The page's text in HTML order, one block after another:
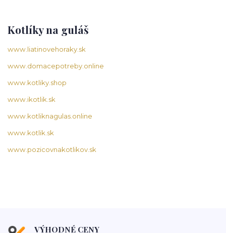
Kotlíky na guláš
www.liatinovehoraky.sk
www.domacepotreby.online
www.kotliky.shop
www.ikotlik.sk
www.kotliknagulas.online
www.kotlik.sk
www.pozicovnakotlikov.sk
VÝHODNÉ CENY